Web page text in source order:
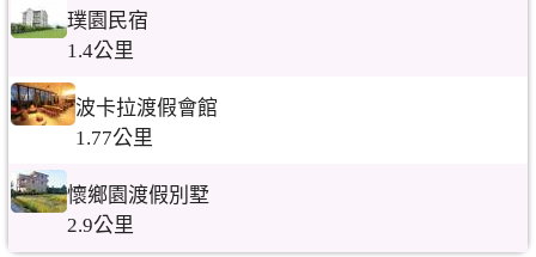
璞園民宿
1.4公里
波卡拉渡假會館
1.77公里
懷鄉園渡假別墅
2.9公里